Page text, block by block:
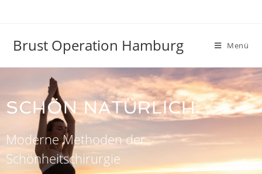
Brust Operation Hamburg Menü
SCHÖN NATÜRLICH
Moderne Methoden der
Schönheitschirurgie